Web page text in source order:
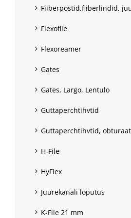
Fiiberpostid,fiiberlindid,
Flexofile
Flexoreamer
Gates
Gates, Largo, Lentulo
Guttaperchtihvtid
Guttaperchtihvtid,
H-File
HyFlex
Juurekanali loputus
K-File 21 mm